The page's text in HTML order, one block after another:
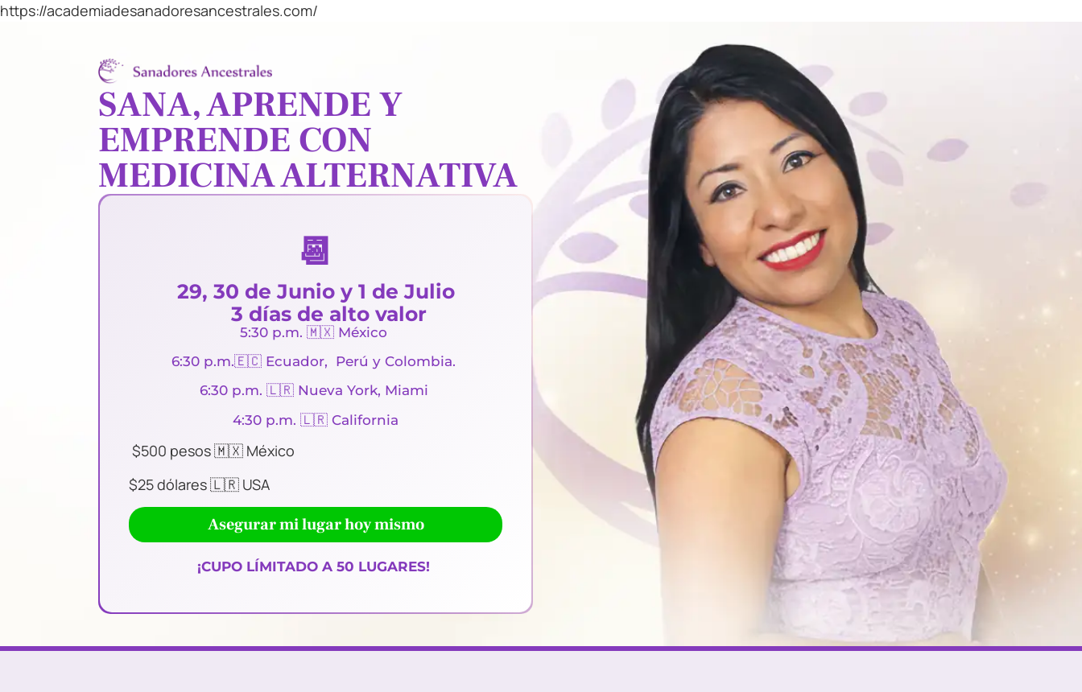
https://academiadesanadoresancestrales.com/
SANA, APRENDE Y
EMPRENDE CON
MEDICINA ALTERNATIVA
📆
29, 30 de Junio y 1 de Julio
3 días de alto valor
5:30 p.m. 🇲🇽 México
6:30 p.m.🇪🇨 Ecuador, Perú y Colombia.
6:30 p.m. 🇱🇷 Nueva York, Miami
4:30 p.m. 🇱🇷 California
$500 pesos 🇲🇽 México
$25 dólares 🇱🇷 USA
Asegurar mi lugar hoy mismo
¡CUPO LÍMITADO A 50 LUGARES!